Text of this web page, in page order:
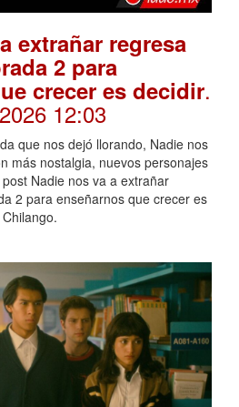
extrañar regresa
2 para
crecer es decidir.
12:03
que nos dejó llorando, Nadie nos
más nostalgia, nuevos personajes
Nadie nos va a extrañar
2 para enseñarnos que crecer es